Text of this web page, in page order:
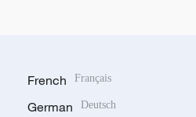
French Français
German Deutsch